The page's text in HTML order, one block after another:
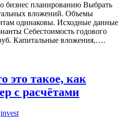
бизнес планированию Выбрать
вложений. Объемы
одинаковы. Исходные данные
Себестоимость годового
Капитальные вложения,….
это такое, как
с расчётами
invest